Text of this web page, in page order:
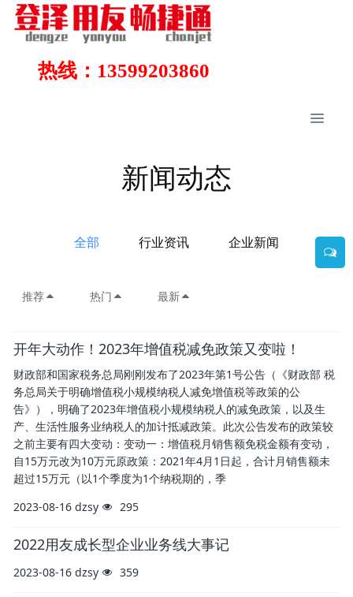
热线：13599203860
新闻动态
全部 行业资讯 企业新闻
推荐 热门 最新
开年大动作！2023年增值税减免政策又变啦！
财政部和国家税务总局刚刚发布了2023年第1号公告（《财政部 税
务总局关于明确增值税小规模纳税人减免增值税等政策的公
告》），明确了2023年增值税小规模纳税人的减免政策，以及生
产、生活性服务业纳税人的加计抵减政策。此次公告发布的政策较
之前主要有四大变动：变动一：增值税月销售额免税金额有变动，
自15万元改为10万元原政策：2021年4月1日起，合计月销售额未
超过15万元（以1个季度为1个纳税期的，季
2023-08-16 dzsy 295
2022用友成长型企业业务线大事记
2023-08-16 dzsy 359